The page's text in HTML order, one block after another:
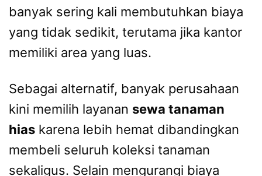
banyak sering kali membutuhkan biaya
yang tidak sedikit, terutama jika kantor
memiliki area yang luas.
Sebagai alternatif, banyak perusahaan
kini memilih layanan sewa tanaman
hias karena lebih hemat dibandingkan
membeli seluruh koleksi tanaman
sekaligus. Selain mengurangi biaya